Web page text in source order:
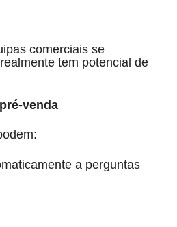
comerciais se
tem potencial de
venda
a perguntas